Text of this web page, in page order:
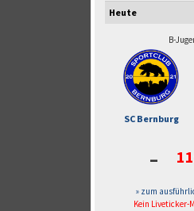
Heute
B-
SC Bernburg
-
» zum
Kein Liveticker-